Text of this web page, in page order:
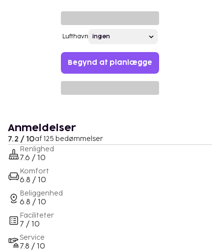
Lufthavn
Begynd at planlægge
Anmeldelser
7.2 / 10af 125 bedømmelser
Renlighed
7.6 / 10
Komfort
6.8 / 10
Beliggenhed
6.8 / 10
Faciliteter
7 / 10
Service
7.8 / 10